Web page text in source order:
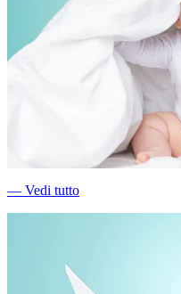
― Vedi tutto